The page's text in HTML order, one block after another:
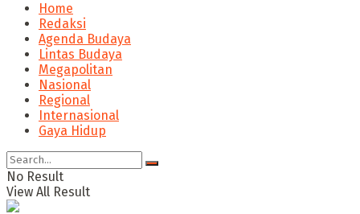
Home
Redaksi
Agenda Budaya
Lintas Budaya
Megapolitan
Nasional
Regional
Internasional
Gaya Hidup
No Result
View All Result